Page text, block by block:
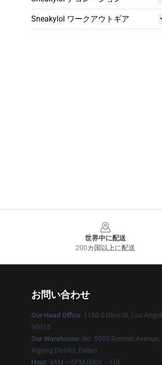
Sneakylol ワークアウトギア
世界中に配送
200カ国以上に配送
お問い合わせ
Our Head Office: 1150 S Olive St, Los
90015
Our Warehouse: No. 5050 Renmin Avenue,
Xigang District, Dalian
Hour: 9AM – 5PM (Mon – Fri)